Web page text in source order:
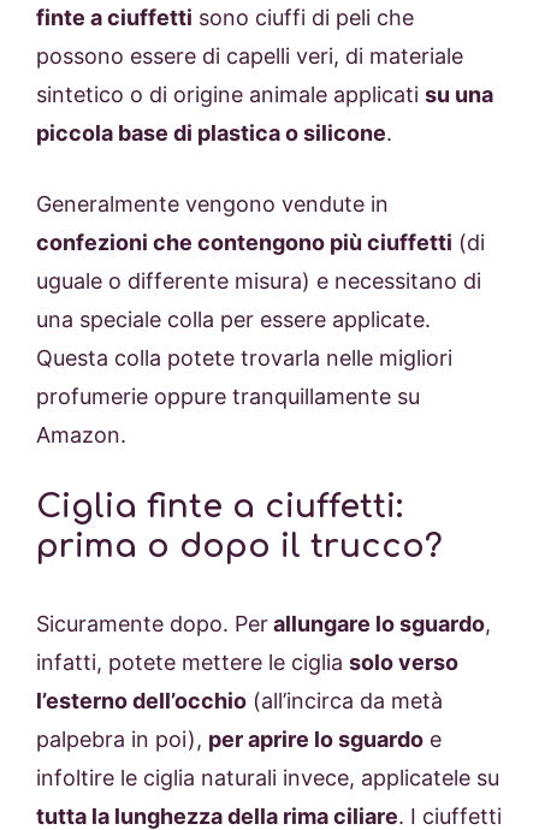
finte a ciuffetti sono ciuffi di peli che
possono essere di capelli veri, di materiale
sintetico o di origine animale applicati su una
piccola base di plastica o silicone.
Generalmente vengono vendute in
confezioni che contengono più ciuffetti (di
uguale o differente misura) e necessitano di
una speciale colla per essere applicate.
Questa colla potete trovarla nelle migliori
profumerie oppure tranquillamente su
Amazon.
Ciglia finte a ciuffetti:
prima o dopo il trucco?
Sicuramente dopo. Perallungare lo sguardo,
infatti, potete mettere le ciglia solo verso
l’esterno dell’occhio (all’incirca da metà
palpebra in poi), per aprire lo sguardo e
infoltire le ciglia naturali invece, applicatele su
tutta la lunghezza della rima ciliare. I ciuffetti